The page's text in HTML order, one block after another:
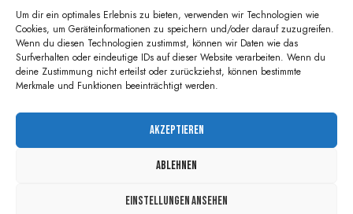
Um dir ein optimales Erlebnis zu bieten, verwenden wir Technologien wie
Cookies, um Geräteinformationen zu speichern und/oder darauf zuzugreifen.
Wenn du diesen Technologien zustimmst, können wir Daten wie das
Surfverhalten oder eindeutige IDs auf dieser Website verarbeiten. Wenn du
deine Zustimmung nicht erteilst oder zurückziehst, können bestimmte
Merkmale und Funktionen beeinträchtigt werden.
Akzeptieren
Ablehnen
Einstellungen ansehen
Mail
info@thomagic.com
© Copyright 2021 - 2026 Thomas Gries. All Rights